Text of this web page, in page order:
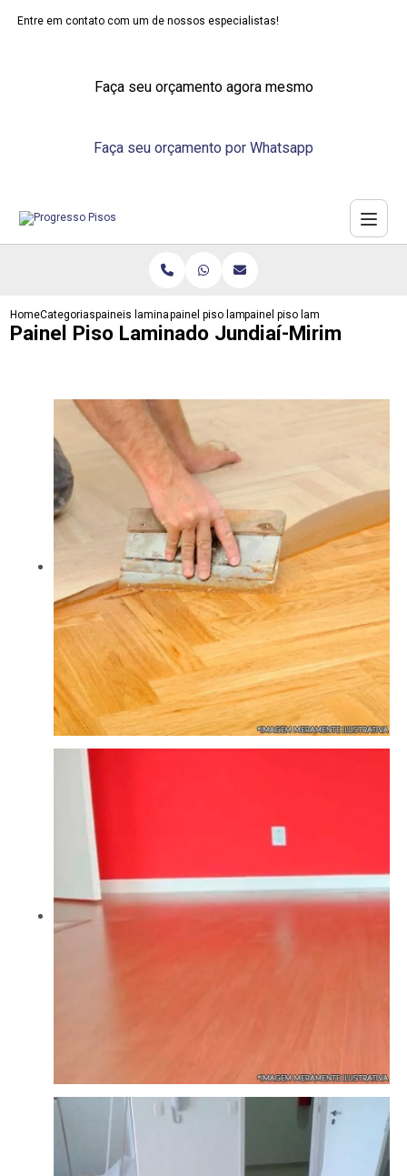
Entre em contato com um de nossos especialistas!
Faça seu orçamento agora mesmo
Faça seu orçamento por Whatsapp
HomeCategoriaspaineis laminadospainel piso laminadopainel piso laminado jundiai
Painel Piso Laminado Jundiaí-Mirim